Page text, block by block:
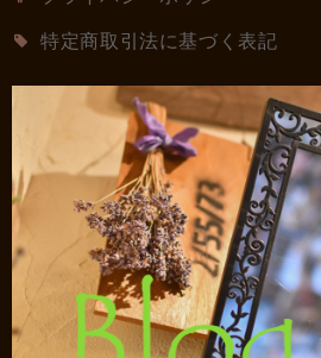
特定商取引法に基づく表記